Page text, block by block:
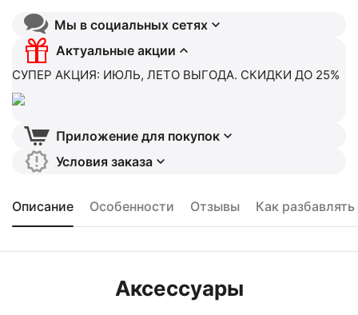
Мы в социальных сетях
Актуальные акции
СУПЕР АКЦИЯ: ИЮЛЬ, ЛЕТО ВЫГОДА. СКИДКИ ДО 25%
Приложение для покупок
Условия заказа
Описание Особенности Отзывы Как
Аксессуары